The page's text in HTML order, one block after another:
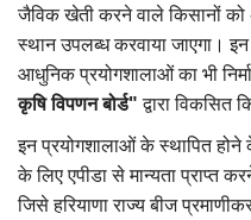
जैविक खेती करने वाले किसानों
स्थान उपलब्ध करवाया जाएगा।
आधुनिक प्रयोगशालाओं का भी
कृषि विपणन बोर्ड"द्वारा विकसित
इन प्रयोगशालाओं के स्थापित
के लिए एपीडा से मान्यता प्राप्त
जिसे हरियाणा राज्य बीज